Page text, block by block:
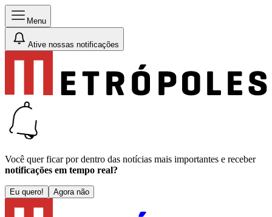
Menu
Ative nossas notificações
Você quer ficar por dentro das notícias mais importantes e receber
notificações em tempo real?
Eu quero! Agora não